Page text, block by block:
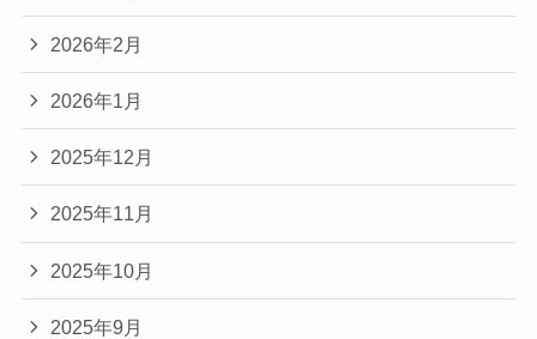
2026年2月
2026年1月
2025年12月
2025年11月
2025年10月
2025年9月